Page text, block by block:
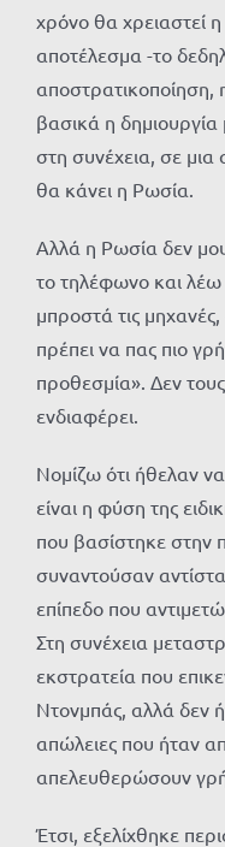
χρόνο θα χρειαστεί
αποτέλεσμα -το
αποστρατικοποίηση,
βασικά η δημιουργία
στη συνέχεια, σε μια
θα κάνει η Ρωσία.
Αλλά η Ρωσία δεν
το τηλέφωνο και
μπροστά τις
πρέπει να πας πιο
προθεσμία». Δεν τους
ενδιαφέρει.
Νομίζω ότι ήθελαν
είναι η φύση της
που βασίστηκε στην
συναντούσαν
επίπεδο που
Στη συνέχεια
εκστρατεία που
Ντονμπάς, αλλά δεν
απώλειες που ήταν
απελευθερώσουν
Έτσι, εξελίχθηκε